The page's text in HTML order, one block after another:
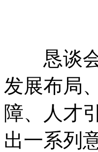
恳谈会
发展布局
障、人才
出一系列